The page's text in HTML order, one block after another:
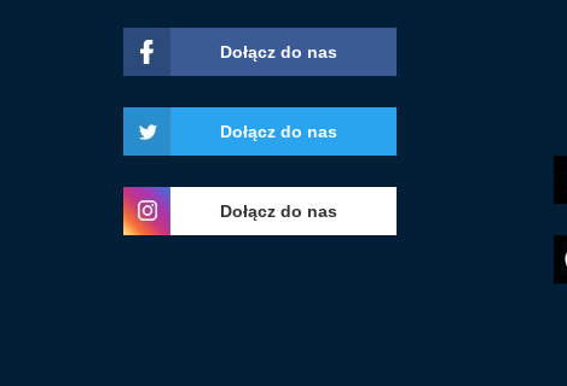
Dołącz do nas
Dołącz do nas
Dołącz do nas